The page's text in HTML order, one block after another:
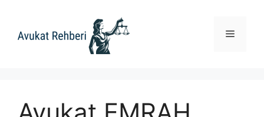
Menü